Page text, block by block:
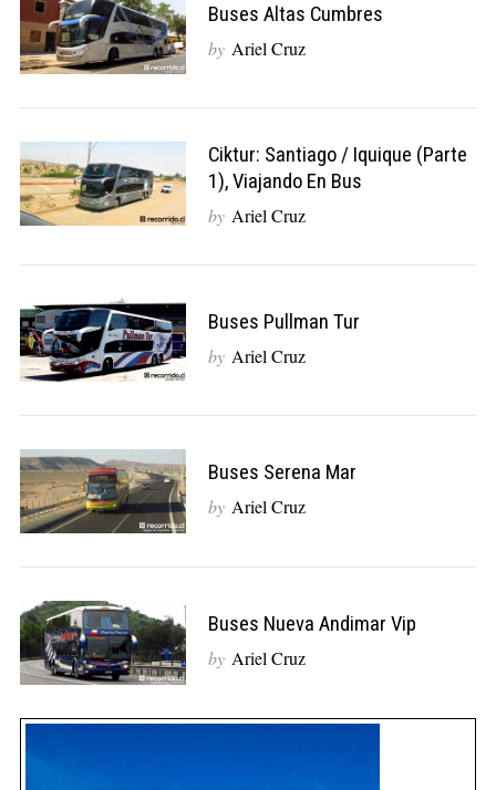
Buses Altas Cumbres
by Ariel Cruz
Ciktur: Santiago / Iquique (Parte
1), Viajando En Bus
by Ariel Cruz
Buses Pullman Tur
by Ariel Cruz
Buses Serena Mar
by Ariel Cruz
Buses Nueva Andimar Vip
by Ariel Cruz